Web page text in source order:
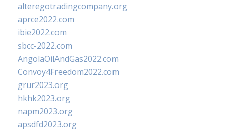
alteregotradingcompany.org
aprce2022.com
ibie2022.com
sbcc-2022.com
AngolaOilAndGas2022.com
Convoy4Freedom2022.com
grur2023.org
hkhk2023.org
napm2023.org
apsdfd2023.org